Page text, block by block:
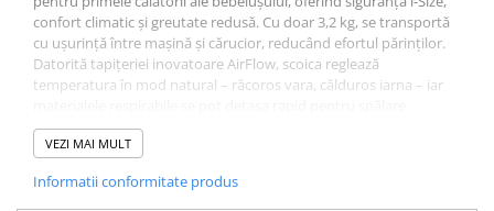
confort climatic și greutate redusă. Cu doar 3,2 kg, se transportă
cu ușurință între mașină și cărucior, reducând efortul părinților.
Datorită tapițeriei inovatoare AirFlow, scoica reglează
temperatura în mod natural – răcoros vara, călduros iarna – iar
Pentru protecția maximă a micuțului, Avionaut Cosmo Airflow
Mint dispune de capotină XXL cu protecție UV50+, ce blochează
ergonomic susține postura corectă a nou-născutului, prevenind
VEZI MAI MULT
Informatii conformitate produs